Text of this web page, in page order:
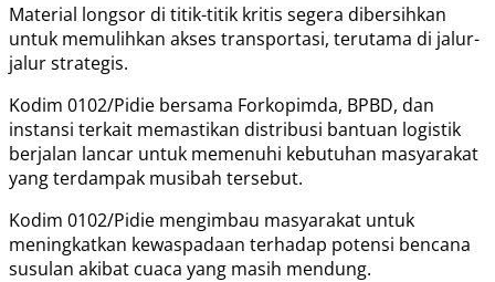
Material longsor di titik-titik kritis segera dibersihkan
untuk memulihkan akses transportasi, terutama di jalur-
jalur strategis.
Kodim 0102/Pidie bersama Forkopimda, BPBD, dan
instansi terkait memastikan distribusi bantuan logistik
berjalan lancar untuk memenuhi kebutuhan masyarakat
yang terdampak musibah tersebut.
Kodim 0102/Pidie mengimbau masyarakat untuk
meningkatkan kewaspadaan terhadap potensi bencana
susulan akibat cuaca yang masih mendung.